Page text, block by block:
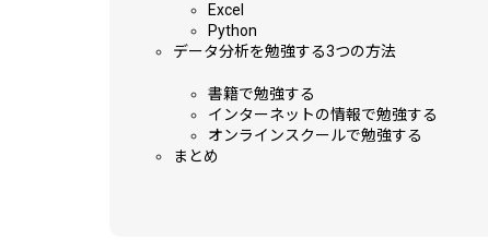
Excel
Python
データ分析を勉強する3つの方法
書籍で勉強する
インターネットの情報で勉強する
オンラインスクールで勉強する
まとめ